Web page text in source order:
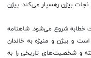
نجات بیژن رهسپار می‌كند. بیژن
خطابه شروع می‌شود. شاهنامه
و بیژن و منیژه به خاندان
و شخصیت‌های تاریخی را به